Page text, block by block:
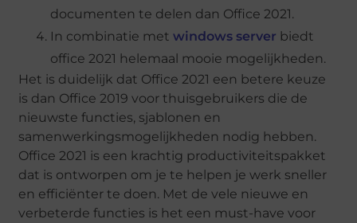
documenten te delen dan Office 2021.
In combinatie metwindows server biedt
office 2021 helemaal mooie mogelijkheden.
Het is duidelijk dat Office 2021 een betere keuze
is dan Office 2019 voor thuisgebruikers die de
nieuwste functies, sjablonen en
samenwerkingsmogelijkheden nodig hebben.
Office 2021 is een krachtig productiviteitspakket
dat is ontworpen om je te helpen je werk sneller
en efficiënter te doen. Met de vele nieuwe en
verbeterde functies is het een must-have voor